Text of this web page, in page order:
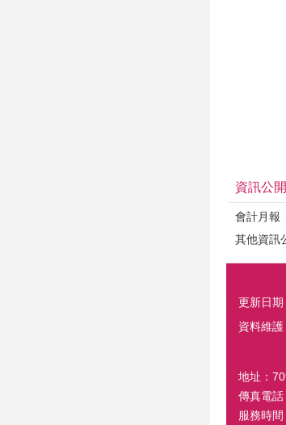
資訊公開
會計月報
其他資訊
更新日期
資料維
地址：
傳真電
服務時